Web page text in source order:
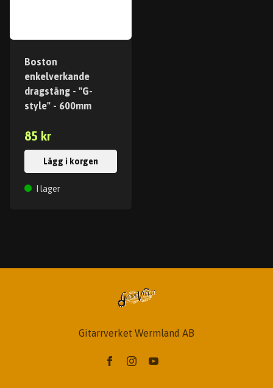
Boston
enkelverkande
dragstång - "G-
style" - 600mm
85 kr
Lägg i korgen
I lager
Gitarrverket Wermland AB